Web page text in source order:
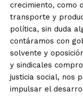
crecimiento, como
transporte y
política, sin duda
contáramos con
solvente y
y sindicales
justicia social, nos
impulsar el